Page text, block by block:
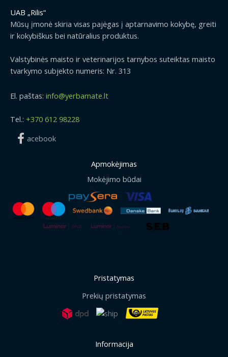
UAB „Rilis“
Mūsų įmonė skiria visas pajėgas į aptarnavimo kokybę, greiti
ir kokybiškus bei natūralius produktus.
Valstybinės maisto ir veterinarijos tarnybos suteiktas maisto
tvarkymo subjekto numeris: Nr. 313
El. paštas: info@yerbamate.lt
Tel.: +370 612 98228
acebook
Apmokėjimas
Mokėjimo būdai
Pristatymas
Prekių pristatymas
Informacija